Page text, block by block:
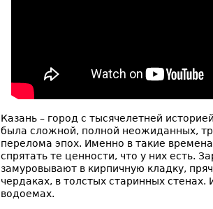
Казань – город с тысячелетней
была сложной, полной неожиданных,
перелома эпох. Именно в такие
спрятать те ценности, что у них есть.
замуровывают в кирпичную кладку,
чердаках, в толстых старинных стенах.
водоемах.